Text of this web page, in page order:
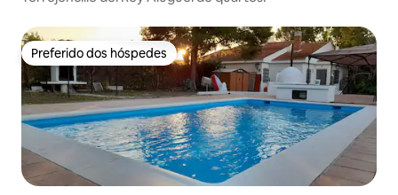
Preferido dos hóspedes
Preferido dos hóspedes